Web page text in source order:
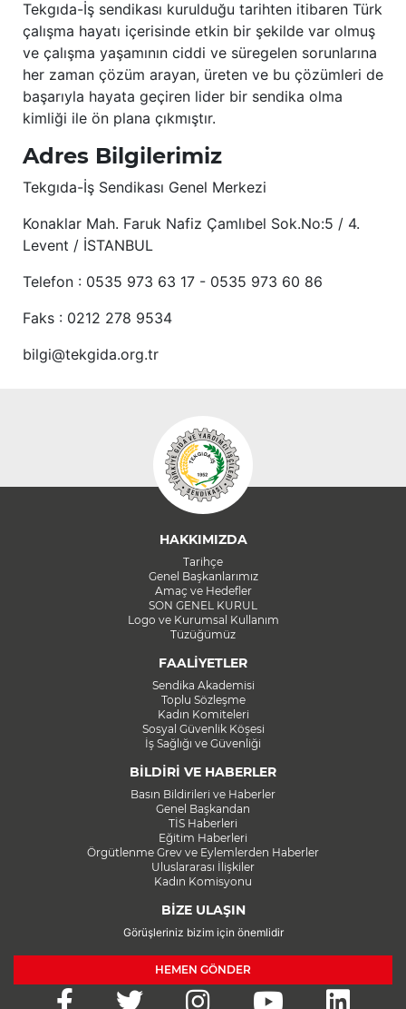
Tekgıda-İş sendikası kurulduğu tarihten itibaren Türk
çalışma hayatı içerisinde etkin bir şekilde var olmuş
ve çalışma yaşamının ciddi ve süregelen sorunlarına
her zaman çözüm arayan, üreten ve bu çözümleri de
başarıyla hayata geçiren lider bir sendika olma
kimliği ile ön plana çıkmıştır.
Adres Bilgilerimiz
Tekgıda-İş Sendikası Genel Merkezi
Konaklar Mah. Faruk Nafiz Çamlıbel Sok.No:5 / 4.
Levent / İSTANBUL
Telefon : 0535 973 63 17 - 0535 973 60 86
Faks : 0212 278 9534
bilgi@tekgida.org.tr
HAKKIMIZDA
Tarihçe
Genel Başkanlarımız
Amaç ve Hedefler
SON GENEL KURUL
Logo ve Kurumsal Kullanım
Tüzüğümüz
FAALİYETLER
Sendika Akademisi
Toplu Sözleşme
Kadın Komiteleri
Sosyal Güvenlik Köşesi
İş Sağlığı ve Güvenliği
BİLDİRİ VE HABERLER
Basın Bildirileri ve Haberler
Genel Başkandan
TİS Haberleri
Eğitim Haberleri
Örgütlenme Grev ve Eylemlerden Haberler
Uluslararası İlişkiler
Kadın Komisyonu
BİZE ULAŞIN
Görüşleriniz bizim için önemlidir
HEMEN GÖNDER